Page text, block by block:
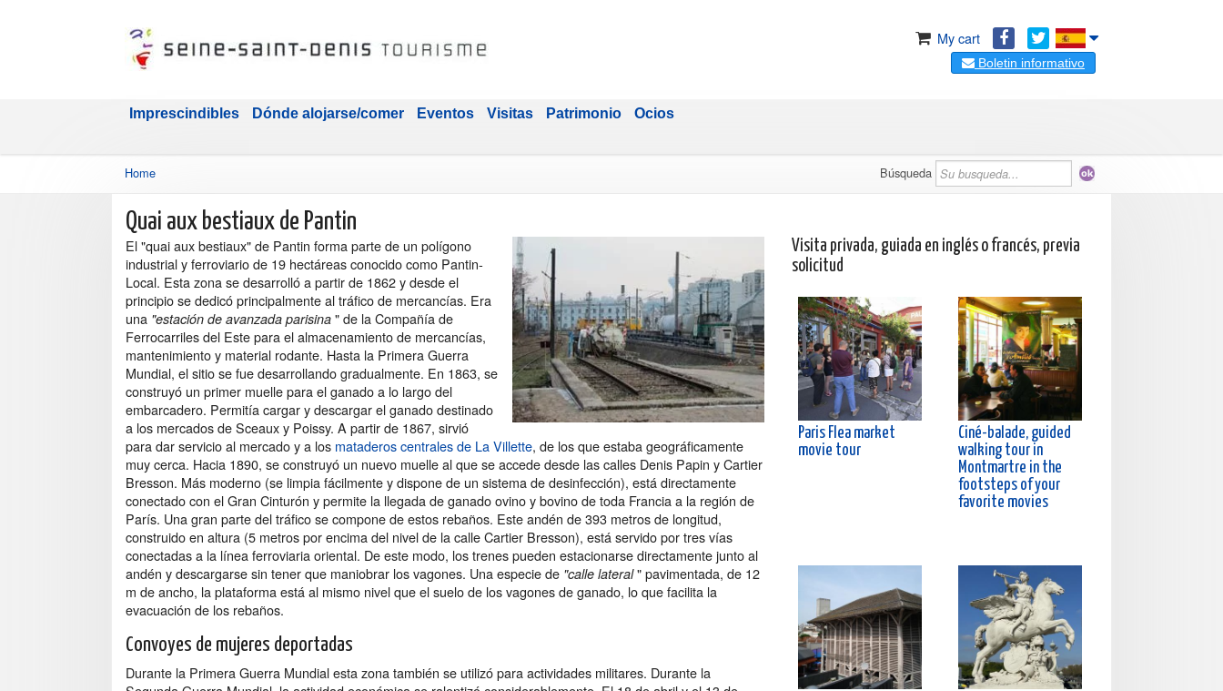
My cart
Boletin informativo
Imprescindibles Dónde alojarse/comer Eventos Visitas Patrimonio Ocios
Home Búsqueda
Quai aux bestiaux de Pantin
El "quai aux bestiaux" de Pantin forma parte de un polígono
industrial y ferroviario de 19 hectáreas conocido como Pantin-
Local. Esta zona se desarrolló a partir de 1862 y desde el
principio se dedicó principalmente al tráfico de mercancías. Era
una "estación de avanzada parisina " de la Compañía de
Ferrocarriles del Este para el almacenamiento de mercancías,
mantenimiento y material rodante. Hasta la Primera Guerra
Mundial, el sitio se fue desarrollando gradualmente. En 1863, se
construyó un primer muelle para el ganado a lo largo del
embarcadero. Permitía cargar y descargar el ganado destinado
a los mercados de Sceaux y Poissy. A partir de 1867, sirvió
para dar servicio al mercado y a los mataderos centrales de La Villette, de los que estaba geográficamente
muy cerca. Hacia 1890, se construyó un nuevo muelle al que se accede desde las calles Denis Papin y Cartier
Bresson. Más moderno (se limpia fácilmente y dispone de un sistema de desinfección), está directamente
conectado con el Gran Cinturón y permite la llegada de ganado ovino y bovino de toda Francia a la región de
París. Una gran parte del tráfico se compone de estos rebaños. Este andén de 393 metros de longitud,
construido en altura (5 metros por encima del nivel de la calle Cartier Bresson), está servido por tres vías
conectadas a la línea ferroviaria oriental. De este modo, los trenes pueden estacionarse directamente junto al
andén y descargarse sin tener que maniobrar los vagones. Una especie de "calle lateral" pavimentada, de 12
m de ancho, la plataforma está al mismo nivel que el suelo de los vagones de ganado, lo que facilita la
evacuación de los rebaños.
Convoyes de mujeres deportadas
Durante la Primera Guerra Mundial esta zona también se utilizó para actividades militares. Durante la
Visita privada, guiada en inglés o francés, previa
solicitud
Paris Flea market
movie tour
Ciné-balade, guided
walking tour in
Montmartre in the
footsteps of your
favorite movies